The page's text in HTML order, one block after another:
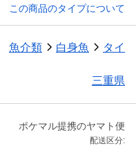
この商品のタイプについて
魚介類 白身魚 タイ
三重県
ポケマル提携のヤマト便
配送区分: